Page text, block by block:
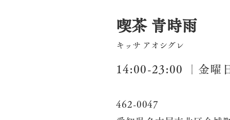
喫茶 青時雨
キッサ アオシグレ
14:00-23:00 ｜金曜
462-0047